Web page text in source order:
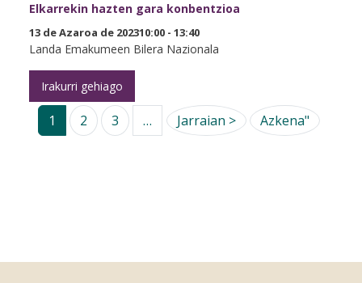
Elkarrekin hazten gara konbentzioa
13 de Azaroa de 202310:00 - 13:40
Landa Emakumeen Bilera Nazionala
Irakurri gehiago
1 2 3 … Jarraian >Next page
Azkena" Last